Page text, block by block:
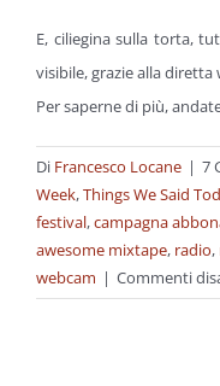
E, ciliegina sulla torta,
visibile, grazie alla diretta
Per saperne di più,
Di Francesco Locane | 7
Week,Things We Said
festival,campagna
awesome mixtape, radio,
webcam | Commenti